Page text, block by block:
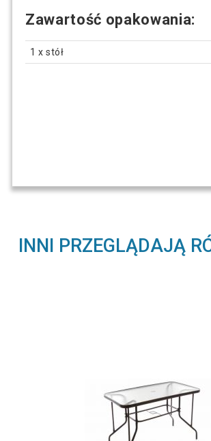
Zawartość opakowania:
1 x stół
INNI PRZEGLĄDAJĄ